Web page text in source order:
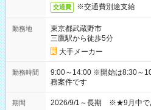
交通費 ※交通費別途支給
勤務地
東京都武蔵野市
三鷹駅から徒歩5分
大手メーカー
勤務時間
9:00～14:00 ※開始は8:30～
務案件です
期間 2026/9/1～長期 ※★9月中で